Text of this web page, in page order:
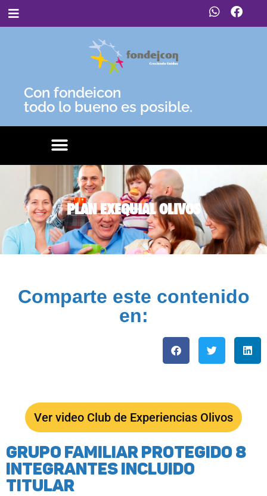
Con fondeicon
todo lo bueno es posible.
PLAN EXEQUIAL OLIVOS
Comparte este contenido
en:
Ver video Club de Experiencias Olivos
Grupo familiar protegido 8
integrantes incluido
titular